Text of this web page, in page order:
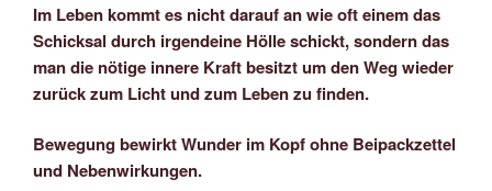
Im Leben kommt es nicht darauf an wie oft einem das
Schicksal durch irgendeine Hölle schickt, sondern das
man die nötige innere Kraft besitzt um den Weg wieder
zurück zum Licht und zum Leben zu finden.
Bewegung bewirkt Wunder im Kopf ohne Beipackzettel
und Nebenwirkungen.